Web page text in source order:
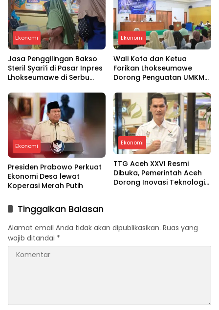
Ekonomi
Jasa Penggilingan Bakso
Steril Syari’i di Pasar Inpres
Lhokseumawe di Serbu
Ekonomi
Wali Kota dan Ketua
Forikan Lhokseumawe
Dorong Penguatan UMKM
Program Unggulan
Ekonomi
Presiden Prabowo Perkuat
Ekonomi Desa lewat
Koperasi Merah Putih
Ekonomi
TTG Aceh XXVI Resmi
Dibuka, Pemerintah Aceh
Dorong Inovasi Teknologi
Tinggalkan Balasan
Alamat email Anda tidak akan dipublikasikan. Ruas yang
wajib ditandai *